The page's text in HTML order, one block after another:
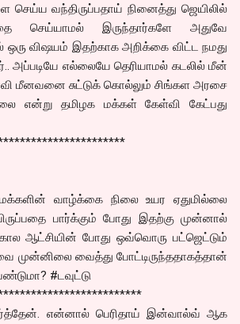
செய்ய வந்திருப்பதாய் நினைத்து ஜெயிலில்
செய்யாமல் இருந்தார்களே அதுவே
ஒரு விஷயம் இதற்காக அறிக்கை விட்ட நமது
அப்படியே எல்லையே தெரியாமல் கடலில் மீன்
மீனவனை சுட்டுக் கொல்லும் சிங்கள அரசை
என்று தமிழக மக்கள் கேள்வி கேட்பது
மக்களின் வாழ்க்கை நிலை உயர ஏதுமில்லை
பார்க்கும் போது இதற்கு முன்னால்
ஆட்சியின் போது ஒவ்வொரு பட்ஜெட்டும்
முன்னிலை வைத்து போட்டிருந்ததாகத்தான்
#டவுட்டு
என்னால் பெரிதாய் இன்வால்வ் ஆக